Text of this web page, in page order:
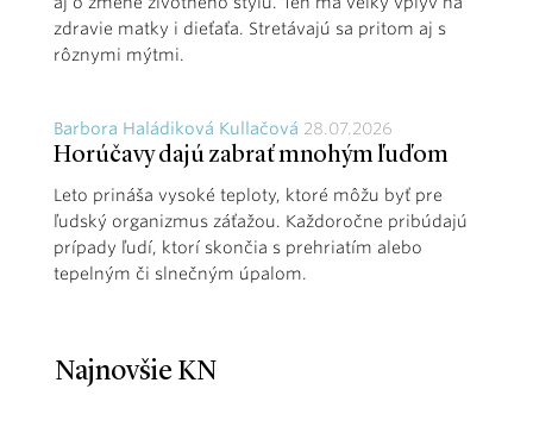
zdravie matky i dieťaťa. Stretávajú sa pritom aj s
rôznymi mýtmi.
Barbora Haládiková Kullačová 28.07.2026
Horúčavy dajú zabrať mnohým ľuďom
Leto prináša vysoké teploty, ktoré môžu byť pre
ľudský organizmus záťažou. Každoročne pribúdajú
prípady ľudí, ktorí skončia s prehriatím alebo
tepelným či slnečným úpalom.
Najnovšie KN